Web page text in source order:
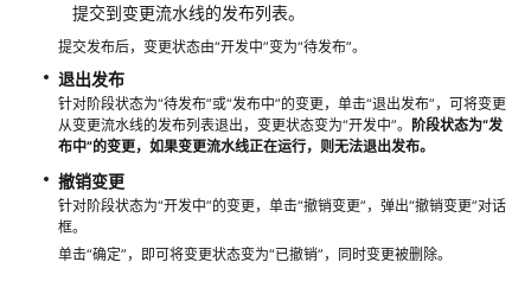
提交到变更流水线的发布列表。
提交发布后，变更状态由“开发中”变为“待发布”。
退出发布
针对阶段状态为“待发布”或“发布中”的变更，单击“退出发布”，可将变更
从变更流水线的发布列表退出，变更状态变为“开发中”。
阶段状态为“发
布中”的变更，如果变更流水线正在运行，则无法退出发布。
撤销变更
针对阶段状态为“开发中”的变更，单击“撤销变更”，弹出“撤销变更”对话
框。
单击“确定”，即可将变更状态变为“已撤销”，同时变更被删除。